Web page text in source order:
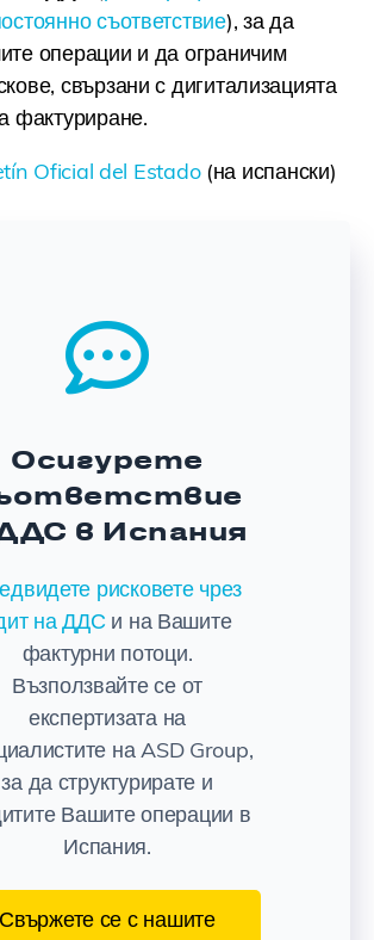
съответствие), за да
операции и да ограничим
свързани с дигитализацията
фактуриране.
Oficial del Estado(на испански)
Осигурете
в Испания
рисковете чрез
на ДДС и на Вашите
фактурни потоци.
Възползвайте се от
експертизата на
на ASD Group,
за да структурирате и
Вашите операции в
Испания.
Свържете се с нашите